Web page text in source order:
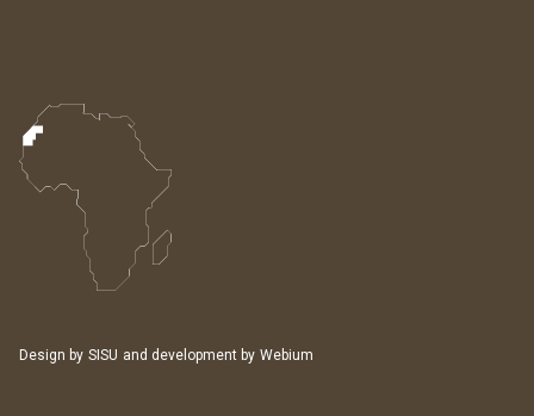
Design by SISU and development by Webium